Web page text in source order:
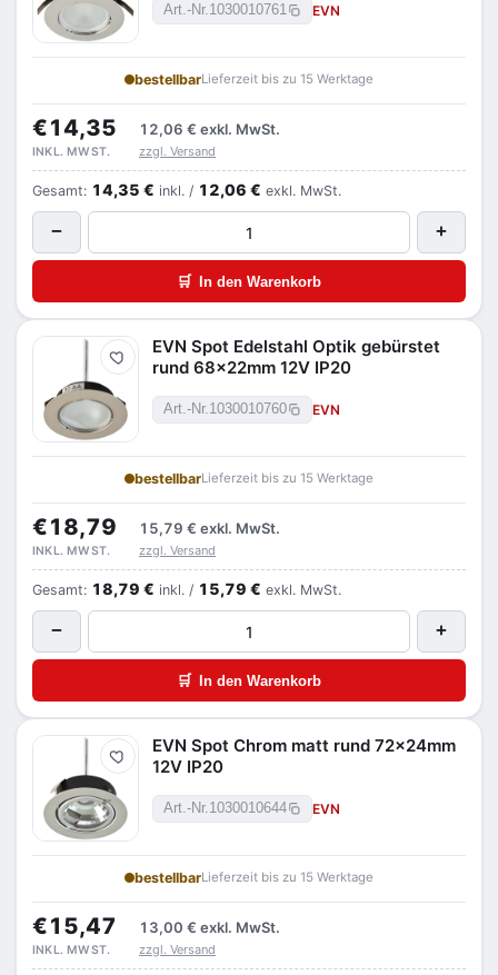
Art.-Nr.1030010761 EVN
bestellbarLieferzeit bis zu 15 Werktage
€14,35 12,06 € exkl. MwSt.
INKL. MWST. zzgl. Versand
Gesamt: 14,35 € inkl. / 12,06 € exkl. MwSt.
− +
🛒 In den Warenkorb
Merken
EVN Spot Edelstahl Optik gebürstet
rund 68x22mm 12V IP20
Art.-Nr.1030010760 EVN
bestellbarLieferzeit bis zu 15 Werktage
€18,79 15,79 € exkl. MwSt.
INKL. MWST. zzgl. Versand
Gesamt: 18,79 € inkl. / 15,79 € exkl. MwSt.
− +
🛒 In den Warenkorb
Merken
EVN Spot Chrom matt rund 72x24mm
12V IP20
Art.-Nr.1030010644 EVN
bestellbarLieferzeit bis zu 15 Werktage
€15,47 13,00 € exkl. MwSt.
INKL. MWST. zzgl. Versand